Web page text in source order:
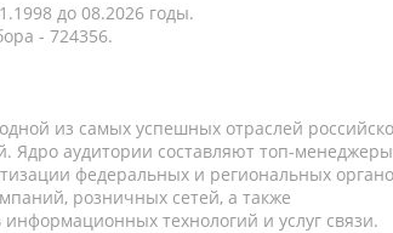
до 08.2026 годы.
- 724356.
из самых успешных отраслей
Ядро аудитории составляют топ-
федеральных и региональных
розничных сетей, а также
технологий и услуг связи.